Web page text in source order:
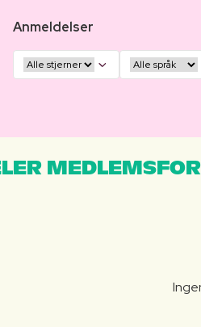
Anmeldelser